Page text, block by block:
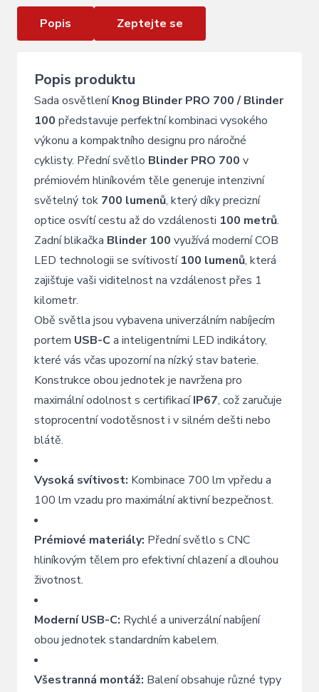
Popis Zeptejte se
Popis produktu
Sada osvětleníKnog Blinder PRO 700 / Blinder
100 představuje perfektní kombinaci vysokého
výkonu a kompaktního designu pro náročné
cyklisty. Přední světlo Blinder PRO 700 v
prémiovém hliníkovém těle generuje intenzivní
světelný tok 700 lumenů, který díky precizní
optice osvítí cestu až do vzdálenosti 100 metrů.
Zadní blikačka Blinder 100 využívá moderní COB
LED technologii se svítivostí 100 lumenů, která
zajišťuje vaši viditelnost na vzdálenost přes 1
kilometr.
Obě světla jsou vybavena univerzálním nabíjecím
portem USB-C a inteligentními LED indikátory,
které vás včas upozorní na nízký stav baterie.
Konstrukce obou jednotek je navržena pro
maximální odolnost s certifikacíIP67, což zaručuje
stoprocentní vodotěsnost i v silném dešti nebo
blátě.
Vysoká svítivost: Kombinace 700 lm vpředu a
100 lm vzadu pro maximální aktivní bezpečnost.
Prémiové materiály: Přední světlo s CNC
hliníkovým tělem pro efektivní chlazení a dlouhou
životnost.
Moderní USB-C: Rychlé a univerzální nabíjení
obou jednotek standardním kabelem.
Všestranná montáž: Balení obsahuje různé typy